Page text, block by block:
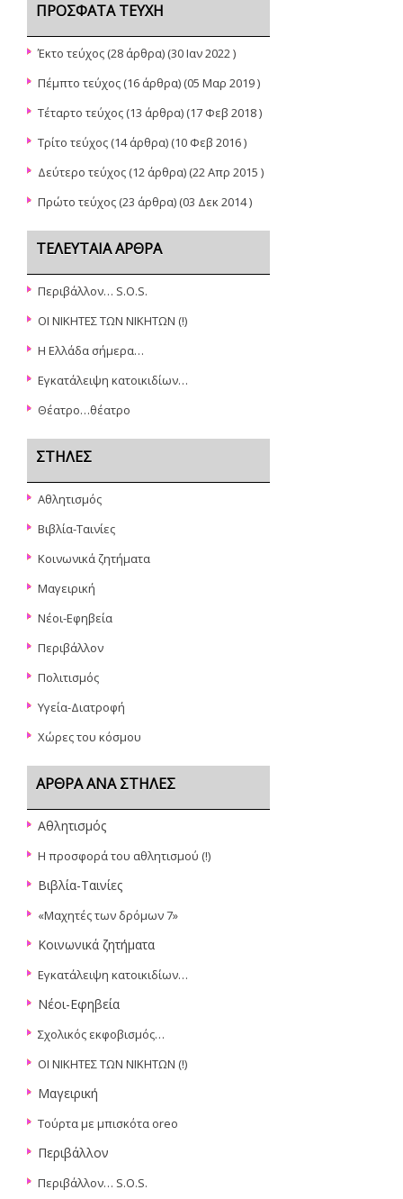
ΠΡΌΣΦΑΤΑ ΤΕΎΧΗ
Έκτο τεύχος (28 άρθρα) (30 Ιαν 2022 )
Πέμπτο τεύχος (16 άρθρα) (05 Μαρ 2019 )
Τέταρτο τεύχος (13 άρθρα) (17 Φεβ 2018 )
Τρίτο τεύχος (14 άρθρα) (10 Φεβ 2016 )
Δεύτερο τεύχος (12 άρθρα) (22 Απρ 2015 )
Πρώτο τεύχος (23 άρθρα) (03 Δεκ 2014 )
ΤΕΛΕΥΤΑΊΑ ΆΡΘΡΑ
Περιβάλλον… S.O.S.
ΟΙ ΝΙΚΗΤΕΣ ΤΩΝ ΝΙΚΗΤΩΝ (!)
Η Ελλάδα σήμερα…
Εγκατάλειψη κατοικιδίων…
Θέατρο…θέατρο
ΣΤΉΛΕΣ
Αθλητισμός
Βιβλία-Ταινίες
Κοινωνικά ζητήματα
Μαγειρική
Νέοι-Εφηβεία
Περιβάλλον
Πολιτισμός
Υγεία-Διατροφή
Χώρες του κόσμου
ΆΡΘΡΑ ΑΝΆ ΣΤΉΛΕΣ
Αθλητισμός
Η προσφορά του αθλητισμού (!)
Βιβλία-Ταινίες
«Μαχητές των δρόμων 7»
Κοινωνικά ζητήματα
Εγκατάλειψη κατοικιδίων…
Νέοι-Εφηβεία
Σχολικός εκφοβισμός…
ΟΙ ΝΙΚΗΤΕΣ ΤΩΝ ΝΙΚΗΤΩΝ (!)
Μαγειρική
Τούρτα με μπισκότα oreo
Περιβάλλον
Περιβάλλον… S.O.S.